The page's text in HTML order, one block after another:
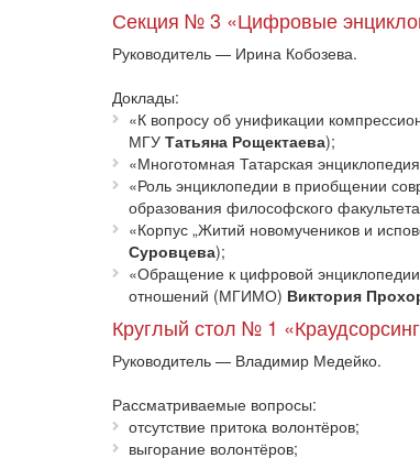
Секция № 3 «Цифровые
Руководитель — Ирина Кобозева.
Доклады:
«К вопросу об унификации
МГУ Татьяна Рощектаева);
«Многотомная Татарская
«Роль энциклопедии в приобщении
образования философского
«Корпус „Житий новомучеников и
Суровцева);
«Обращение к цифровой энциклопедии
отношений (МГИМО) Виктория
Круглый стол № 1
Руководитель — Владимир Медейко.
Рассматриваемые вопросы:
отсутствие притока волонтёров;
выгорание волонтёров;